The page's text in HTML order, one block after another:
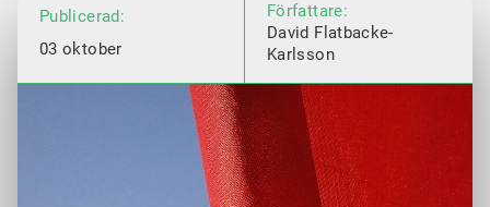
Publicerad:
03 oktober
Författare:
David Flatbacke-
Karlsson